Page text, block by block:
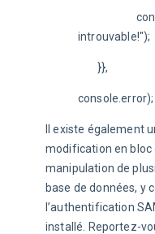
introuvable!");
	}},
console.error);
Il existe également
modification en
manipulation de
base de données, y
l’authentification
installé. Reportez-